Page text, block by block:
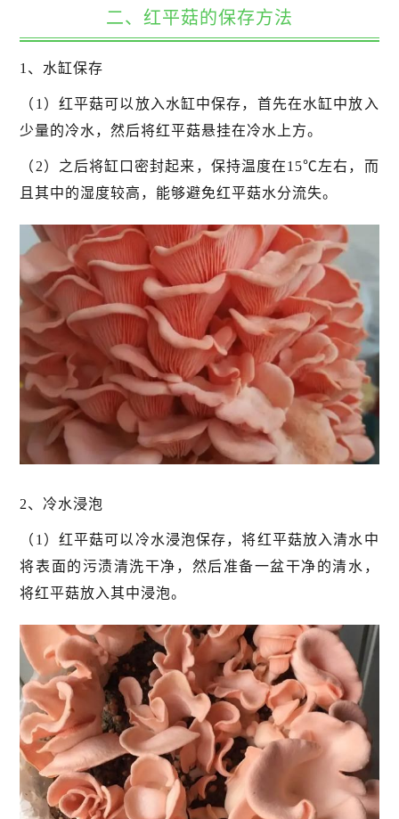
二、红平菇的保存方法
1、水缸保存
（1）红平菇可以放入水缸中保存，首先在水缸中放入
少量的冷水，然后将红平菇悬挂在冷水上方。
（2）之后将缸口密封起来，保持温度在15℃左右，而
且其中的湿度较高，能够避免红平菇水分流失。
2、冷水浸泡
（1）红平菇可以冷水浸泡保存，将红平菇放入清水中
将表面的污渍清洗干净，然后准备一盆干净的清水，
将红平菇放入其中浸泡。